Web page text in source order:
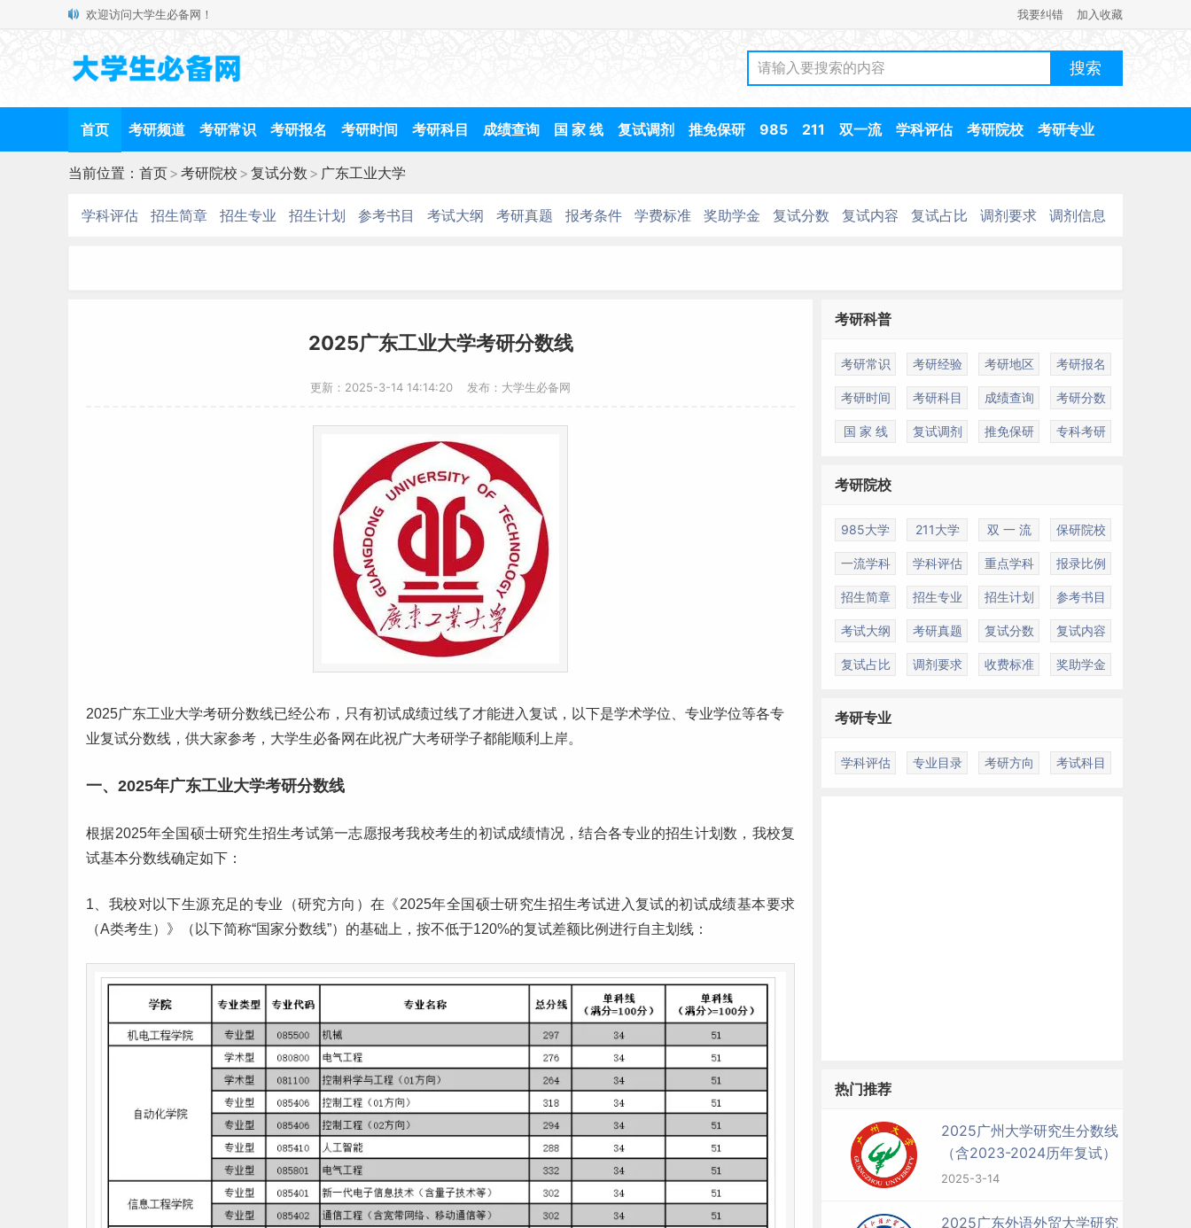
欢迎访问大学生必备网！ 我要纠错 加入收藏
首页 考研频道 考研常识 考研报名 考研时间 考研科目 成绩查询 国 家 线 复试调剂 推免保研 985 211 双一流 学科评估 考研院校 考研专业
当前位置： 首页> 考研院校 > 复试分数 > 广东工业大学
学科评估 招生简章 招生专业 招生计划 参考书目 考试大纲 考研真题 报考条件 学费标准 奖助学金 复试分数 复试内容 复试占比 调剂要求 调剂信息
2025广东工业大学考研分数线
更新：2025-3-14 14:14:20 发布：大学生必备网
2025广东工业大学考研分数线已经公布，只有初试成绩过线了才能进入复试，以下是学术学位、专业学位等各专
业复试分数线，供大家参考， 大学生必备网在此祝广大考研学子都能顺利上岸。
一、2025年广东工业大学考研分数线
根据2025年全国硕士研究生招生考试第一志愿报考我校考生的初试成绩情况，结合各专业的招生计划数，我校复
试基本分数线确定如下：
1、我校对以下生源充足的专业（研究方向）在《2025年全国硕士研究生招生考试进入复试的初试成绩基本要求
（A类考生）》（以下简称“国家分数线”）的基础上，按不低于120%的复试差额比例进行自主划线：
考研科普
考研常识 考研经验 考研地区 考研报名
考研时间 考研科目 成绩查询 考研分数
国 家 线 复试调剂 推免保研 专科考研
考研院校
985大学 211大学 双 一 流 保研院校
一流学科 学科评估 重点学科 报录比例
招生简章 招生专业 招生计划 参考书目
考试大纲 考研真题 复试分数 复试内容
复试占比 调剂要求 收费标准 奖助学金
考研专业
学科评估 专业目录 考研方向 考试科目
热门推荐
2025广州大学研究生分数线
（含2023-2024历年复试）
2025-3-14
2025广东外语外贸大学研究